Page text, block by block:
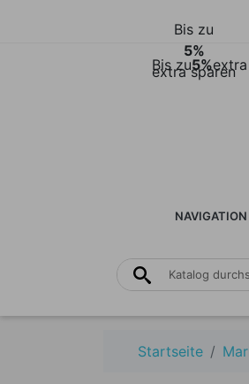
Bis zu5%
Bis zu
5%
extra sparen
NAVIGATION
Startseite